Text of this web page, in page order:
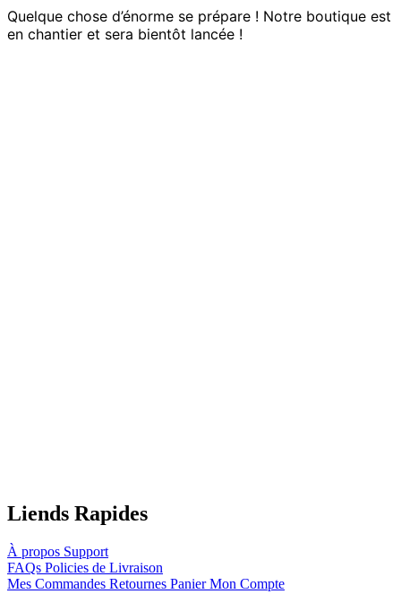
Quelque chose d’énorme se prépare ! Notre boutique est
en chantier et sera bientôt lancée !
Liends Rapides
À propos Support
FAQs Policies de Livraison
Mes Commandes Retournes Panier Mon Compte